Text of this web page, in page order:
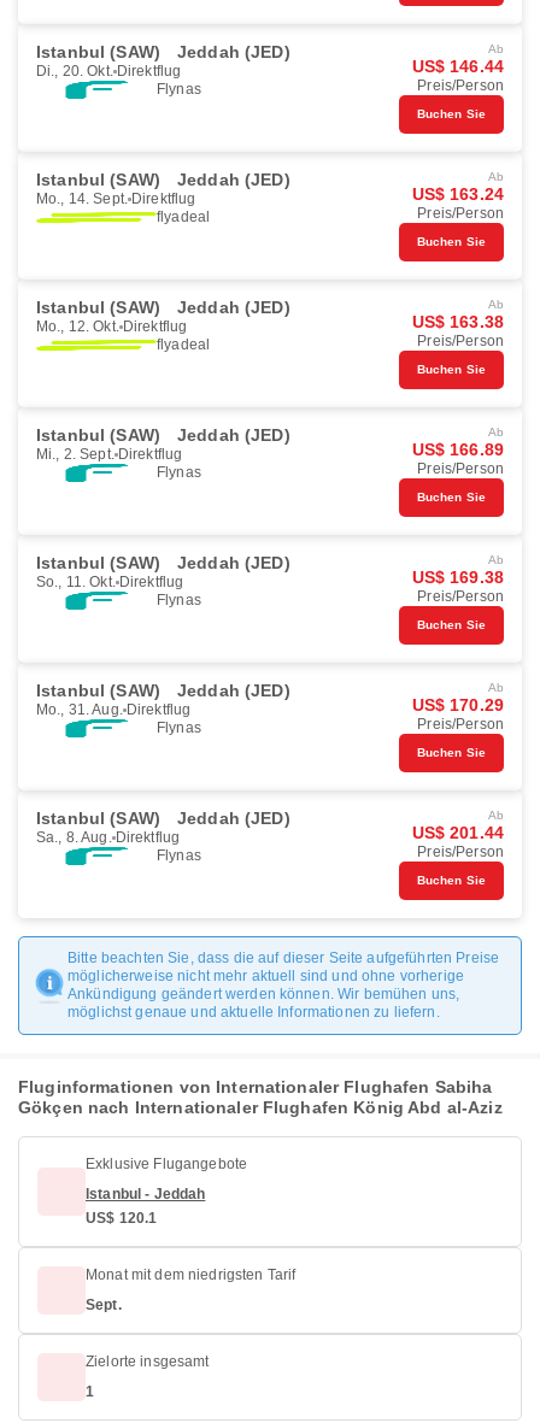
Istanbul (SAW) Jeddah (JED)
Di., 20. Okt. Direktflug
Flynas
Ab
US$ 146.44
Preis/Person
Buchen Sie
Istanbul (SAW) Jeddah (JED)
Mo., 14. Sept. Direktflug
flyadeal
Ab
US$ 163.24
Preis/Person
Buchen Sie
Istanbul (SAW) Jeddah (JED)
Mo., 12. Okt. Direktflug
flyadeal
Ab
US$ 163.38
Preis/Person
Buchen Sie
Istanbul (SAW) Jeddah (JED)
Mi., 2. Sept. Direktflug
Flynas
Ab
US$ 166.89
Preis/Person
Buchen Sie
Istanbul (SAW) Jeddah (JED)
So., 11. Okt. Direktflug
Flynas
Ab
US$ 169.38
Preis/Person
Buchen Sie
Istanbul (SAW) Jeddah (JED)
Mo., 31. Aug. Direktflug
Flynas
Ab
US$ 170.29
Preis/Person
Buchen Sie
Istanbul (SAW) Jeddah (JED)
Sa., 8. Aug. Direktflug
Flynas
Ab
US$ 201.44
Preis/Person
Buchen Sie
Bitte beachten Sie, dass die auf dieser Seite aufgeführten Preise
möglicherweise nicht mehr aktuell sind und ohne vorherige
Ankündigung geändert werden können. Wir bemühen uns,
möglichst genaue und aktuelle Informationen zu liefern.
Fluginformationen von Internationaler Flughafen Sabiha
Gökçen nach Internationaler Flughafen König Abd al-Aziz
Exklusive Flugangebote
Istanbul - Jeddah
US$ 120.1
Monat mit dem niedrigsten Tarif
Sept.
Zielorte insgesamt
1